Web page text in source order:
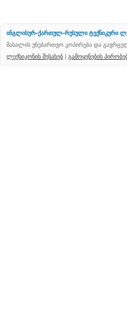
ინგლისურ-ქართულ-რუსული ტექნიკური
მასალის უნებართვო კოპირება და
ლექსიკონის შესახებ | გამოყენების